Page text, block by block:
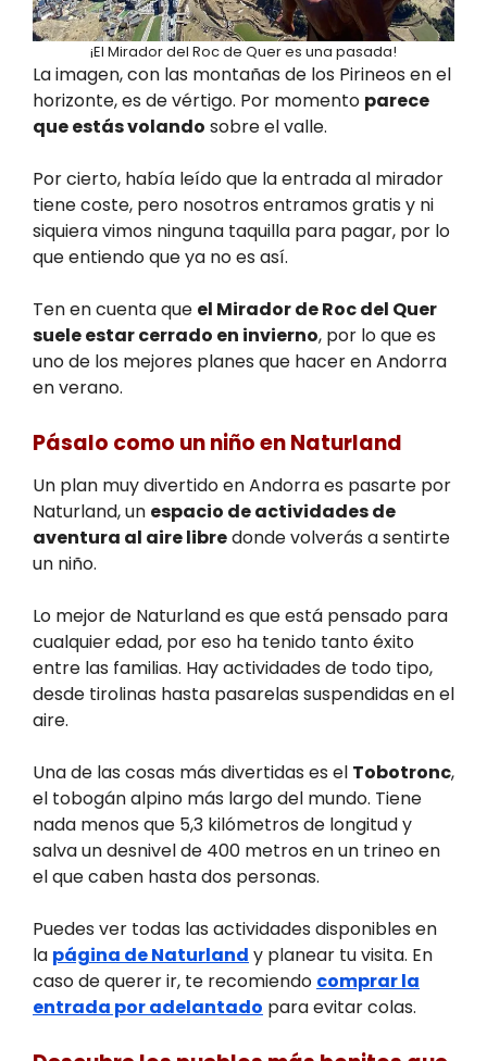
¡El Mirador del Roc de Quer es una pasada!
La imagen, con las montañas de los Pirineos en el
horizonte, es de vértigo. Por momento parece
que estás volando sobre el valle.
Por cierto, había leído que la entrada al mirador
tiene coste, pero nosotros entramos gratis y ni
siquiera vimos ninguna taquilla para pagar, por lo
que entiendo que ya no es así.
Ten en cuenta que el Mirador de Roc del Quer
suele estar cerrado en invierno, por lo que es
uno de los mejores planes que hacer en Andorra
en verano.
Pásalo como un niño en Naturland
Un plan muy divertido en Andorra es pasarte por
Naturland, un espacio de actividades de
aventura al aire libredonde volverás a sentirte
un niño.
Lo mejor de Naturland es que está pensado para
cualquier edad, por eso ha tenido tanto éxito
entre las familias. Hay actividades de todo tipo,
desde tirolinas hasta pasarelas suspendidas en el
aire.
Una de las cosas más divertidas es el Tobotronc,
el tobogán alpino más largo del mundo. Tiene
nada menos que 5,3 kilómetros de longitud y
salva un desnivel de 400 metros en un trineo en
el que caben hasta dos personas.
Puedes ver todas las actividades disponibles en
la página de Naturland y planear tu visita. En
caso de querer ir, te recomiendo comprar la
entrada por adelantado para evitar colas.